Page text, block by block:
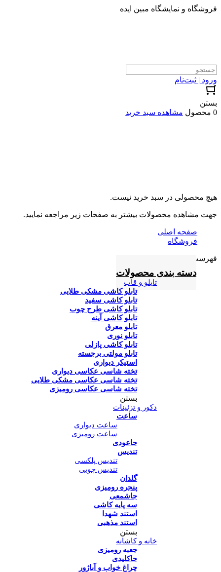
فروشگاه و نمایشگاه مبین ایده
ورود | ثبت‌نام
بستن
0 محصول
مشاهده سبد خرید
هیچ محصولی در سبد خرید نیست.
جهت مشاهده محصولات بیشتر به صفحات زیر مراجعه نمایید.
صفحه اصلی
فروشگاه
فهرست
دسته بندی محصولات
تابلو و قاب
تابلو کاشی مشکی طلایی
تابلو کاشی سفید
تابلو کاشی طرح چوب
تابلو کاشی آینه
تابلو معرق
تابلو نوری
تابلو کاشی پازلی
تابلو مولتی برجسته
استیکر دیواری
تخته شاسی عکاسی دیواری
تخته شاسی عکاسی مشکی طلایی
تخته شاسی عکاسی رومیزی
بستن
دکور و تزئینات
ساعت
ساعت دیواری
ساعت رومیزی
جاعودی
تندیس
تندیس پلکسی
تندیس چوبی
گلدان
پنجره رومیزی
جاشمعی
سه پایه کاشی
استند شهدا
استند مذهبی
بستن
خانه و کاشانه
جعبه رومیزی
جاکلیدی
چراغ خواب و آباژور